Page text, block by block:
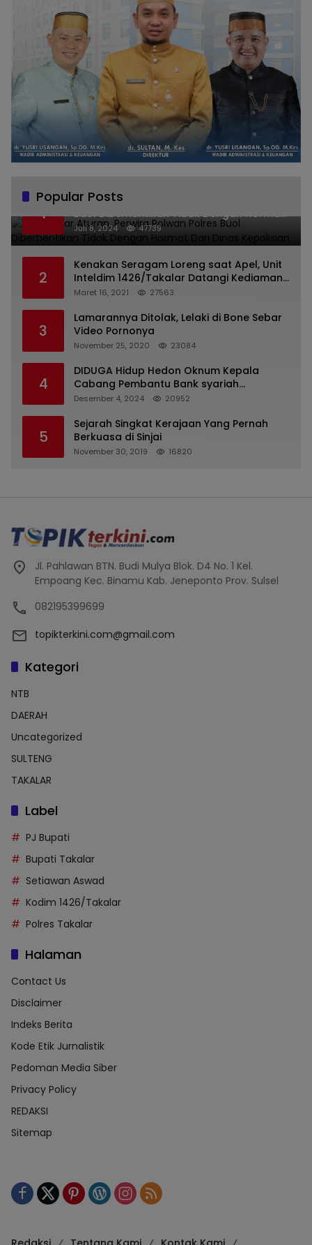
Popular Posts
1
Melanggar Aturan, Perwira Polwan Polres
Buol Diberhentikan Tidak Dengan Hormat
Dari Dinas Kepolisian
Juli 8, 2024 47739
2
Kenakan Seragam Loreng saat Apel, Unit
Inteldim 1426/Takalar Datangi Kediaman
Kasatpol PP
Maret 16, 2021 27563
3
Lamarannya Ditolak, Lelaki di Bone Sebar
Video Pornonya
November 25, 2020 23084
4
DIDUGA Hidup Hedon Oknum Kepala
Cabang Pembantu Bank syariah
Indonesia Unit Hasan Basri di Banjarmasin
Milyaran Rupiah dan Bilyet Giro Tidak
Terdaftar, OJK Kalsel : Bertemu Tanggal 11
Desember 4, 2024 20952
5
Sejarah Singkat Kerajaan Yang Pernah
Berkuasa di Sinjai
November 30, 2019 16820
Jl. Pahlawan BTN. Budi Mulya Blok. D4 No. 1 Kel.
Empoang Kec. Binamu Kab. Jeneponto Prov. Sulsel
082195399699
topikterkini.com@gmail.com
Kategori
NTB
DAERAH
Uncategorized
SULTENG
TAKALAR
Label
PJ Bupati
Bupati Takalar
Setiawan Aswad
Kodim 1426/Takalar
Polres Takalar
Halaman
Contact Us
Disclaimer
Indeks Berita
Kode Etik Jurnalistik
Pedoman Media Siber
Privacy Policy
REDAKSI
Sitemap